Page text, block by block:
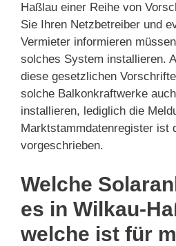
Haßlau einer Reihe von
Sie Ihren Netzbetreiber und
Vermieter informieren
solches System installieren.
diese gesetzlichen
solche Balkonkraftwerke
installieren, lediglich die
Marktstammdatenregister ist
vorgeschrieben.
Welche
es in Wilkau-
welche ist für